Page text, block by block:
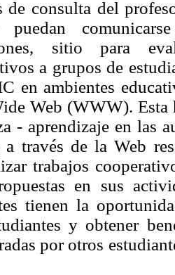
de consulta del
puedan
sitio para
a grupos de
en ambientes
Web (WWW). Esta
- aprendizaje en las
a través de la Web
trabajos
en sus
tienen la
y obtener
por otros